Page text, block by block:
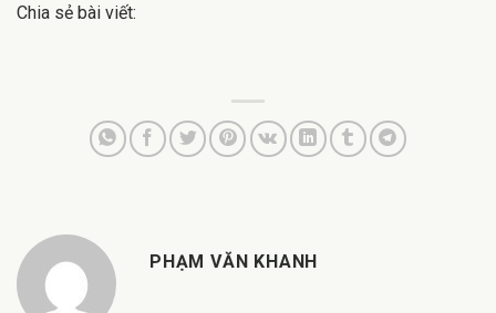
Chia sẻ bài viết:
PHẠM VĂN KHANH